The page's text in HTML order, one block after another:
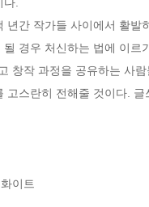
년간 작가들 사이에서 활
경우 처신하는 법에 이
창작 과정을 공유하는 사
고스란히 전해줄 것이다.
이트